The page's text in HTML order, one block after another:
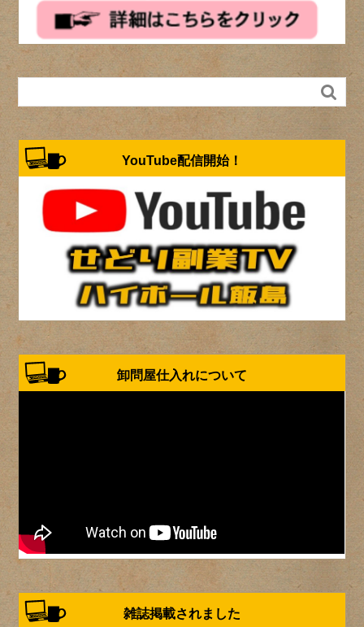

YouTube配信開始！
卸問屋仕入れについて
雑誌掲載されました